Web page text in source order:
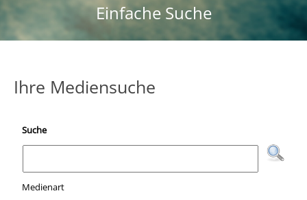
Einfache Suche
Ihre Mediensuche
Suche
Medienart